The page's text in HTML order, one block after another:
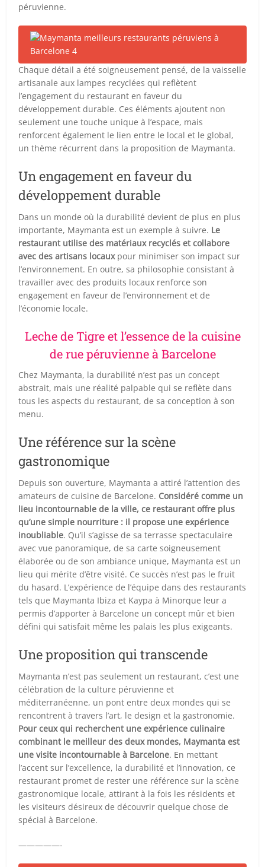
péruvienne.
Chaque détail a été soigneusement pensé, de la vaisselle
artisanale aux lampes recyclées qui reflètent
l’engagement du restaurant en faveur du
développement durable. Ces éléments ajoutent non
seulement une touche unique à l’espace, mais
renforcent également le lien entre le local et le global,
un thème récurrent dans la proposition de Maymanta.
Un engagement en faveur du
développement durable
Dans un monde où la durabilité devient de plus en plus
importante, Maymanta est un exemple à suivre. Le
restaurant utilise des matériaux recyclés et collabore
avec des artisans locauxpour minimiser son impact sur
l’environnement. En outre, sa philosophie consistant à
travailler avec des produits locaux renforce son
engagement en faveur de l’environnement et de
l’économie locale.
Leche de Tigre et l’essence de la cuisine
de rue péruvienne à Barcelone
Chez Maymanta, la durabilité n’est pas un concept
abstrait, mais une réalité palpable qui se reflète dans
tous les aspects du restaurant, de sa conception à son
menu.
Une référence sur la scène
gastronomique
Depuis son ouverture, Maymanta a attiré l’attention des
amateurs de cuisine de Barcelone. Considéré comme un
lieu incontournable de la ville, ce restaurant offre plus
qu’une simple nourriture : il propose une expérience
inoubliable. Qu’il s’agisse de sa terrasse spectaculaire
avec vue panoramique, de sa carte soigneusement
élaborée ou de son ambiance unique, Maymanta est un
lieu qui mérite d’être visité. Ce succès n’est pas le fruit
du hasard. L’expérience de l’équipe dans des restaurants
tels que Maymanta Ibiza et Kaypa à Minorque leur a
permis d’apporter à Barcelone un concept mûr et bien
défini qui satisfait même les palais les plus exigeants.
Une proposition qui transcende
Maymanta n’est pas seulement un restaurant, c’est une
célébration de la culture péruvienne et
méditerranéenne, un pont entre deux mondes qui se
rencontrent à travers l’art, le design et la gastronomie.
Pour ceux qui recherchent une expérience culinaire
combinant le meilleur des deux mondes, Maymanta est
une visite incontournable à Barcelone. En mettant
l’accent sur l’excellence, la durabilité et l’innovation, ce
restaurant promet de rester une référence sur la scène
gastronomique locale, attirant à la fois les résidents et
les visiteurs désireux de découvrir quelque chose de
spécial à Barcelone.
—————-